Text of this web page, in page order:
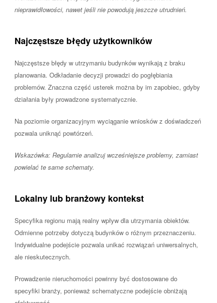
nieprawidłowości, nawet jeśli nie powodują jeszcze utrudnień.
Najczęstsze błędy użytkowników
Najczęstsze błędy w utrzymaniu budynków wynikają z braku
planowania. Odkładanie decyzji prowadzi do pogłębiania
problemów. Znaczna część usterek można by im zapobiec, gdyby
działania były prowadzone systematycznie.
Na poziomie organizacyjnym wyciąganie wniosków z doświadczeń
pozwala uniknąć powtórzeń.
Wskazówka: Regularnie analizuj wcześniejsze problemy, zamiast
powielać te same schematy.
Lokalny lub branżowy kontekst
Specyfika regionu mają realny wpływ dla utrzymania obiektów.
Odmienne potrzeby dotyczą budynków o różnym przeznaczeniu.
Indywidualne podejście pozwala unikać rozwiązań uniwersalnych,
ale nieskutecznych.
Prowadzenie nieruchomości powinny być dostosowane do
specyfiki branży, ponieważ schematyczne podejście obniżają